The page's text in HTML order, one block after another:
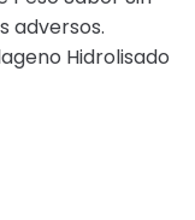
adversos.
Hidrolisado